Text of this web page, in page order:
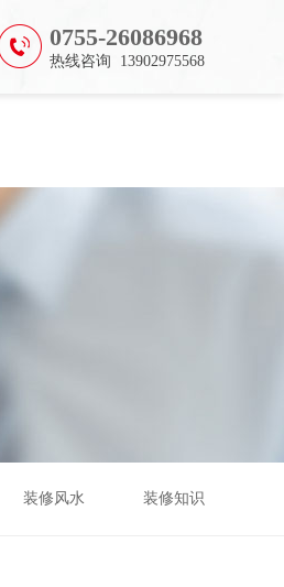
0755-26086968
热线咨询 13902975568
装修风水 装修知识